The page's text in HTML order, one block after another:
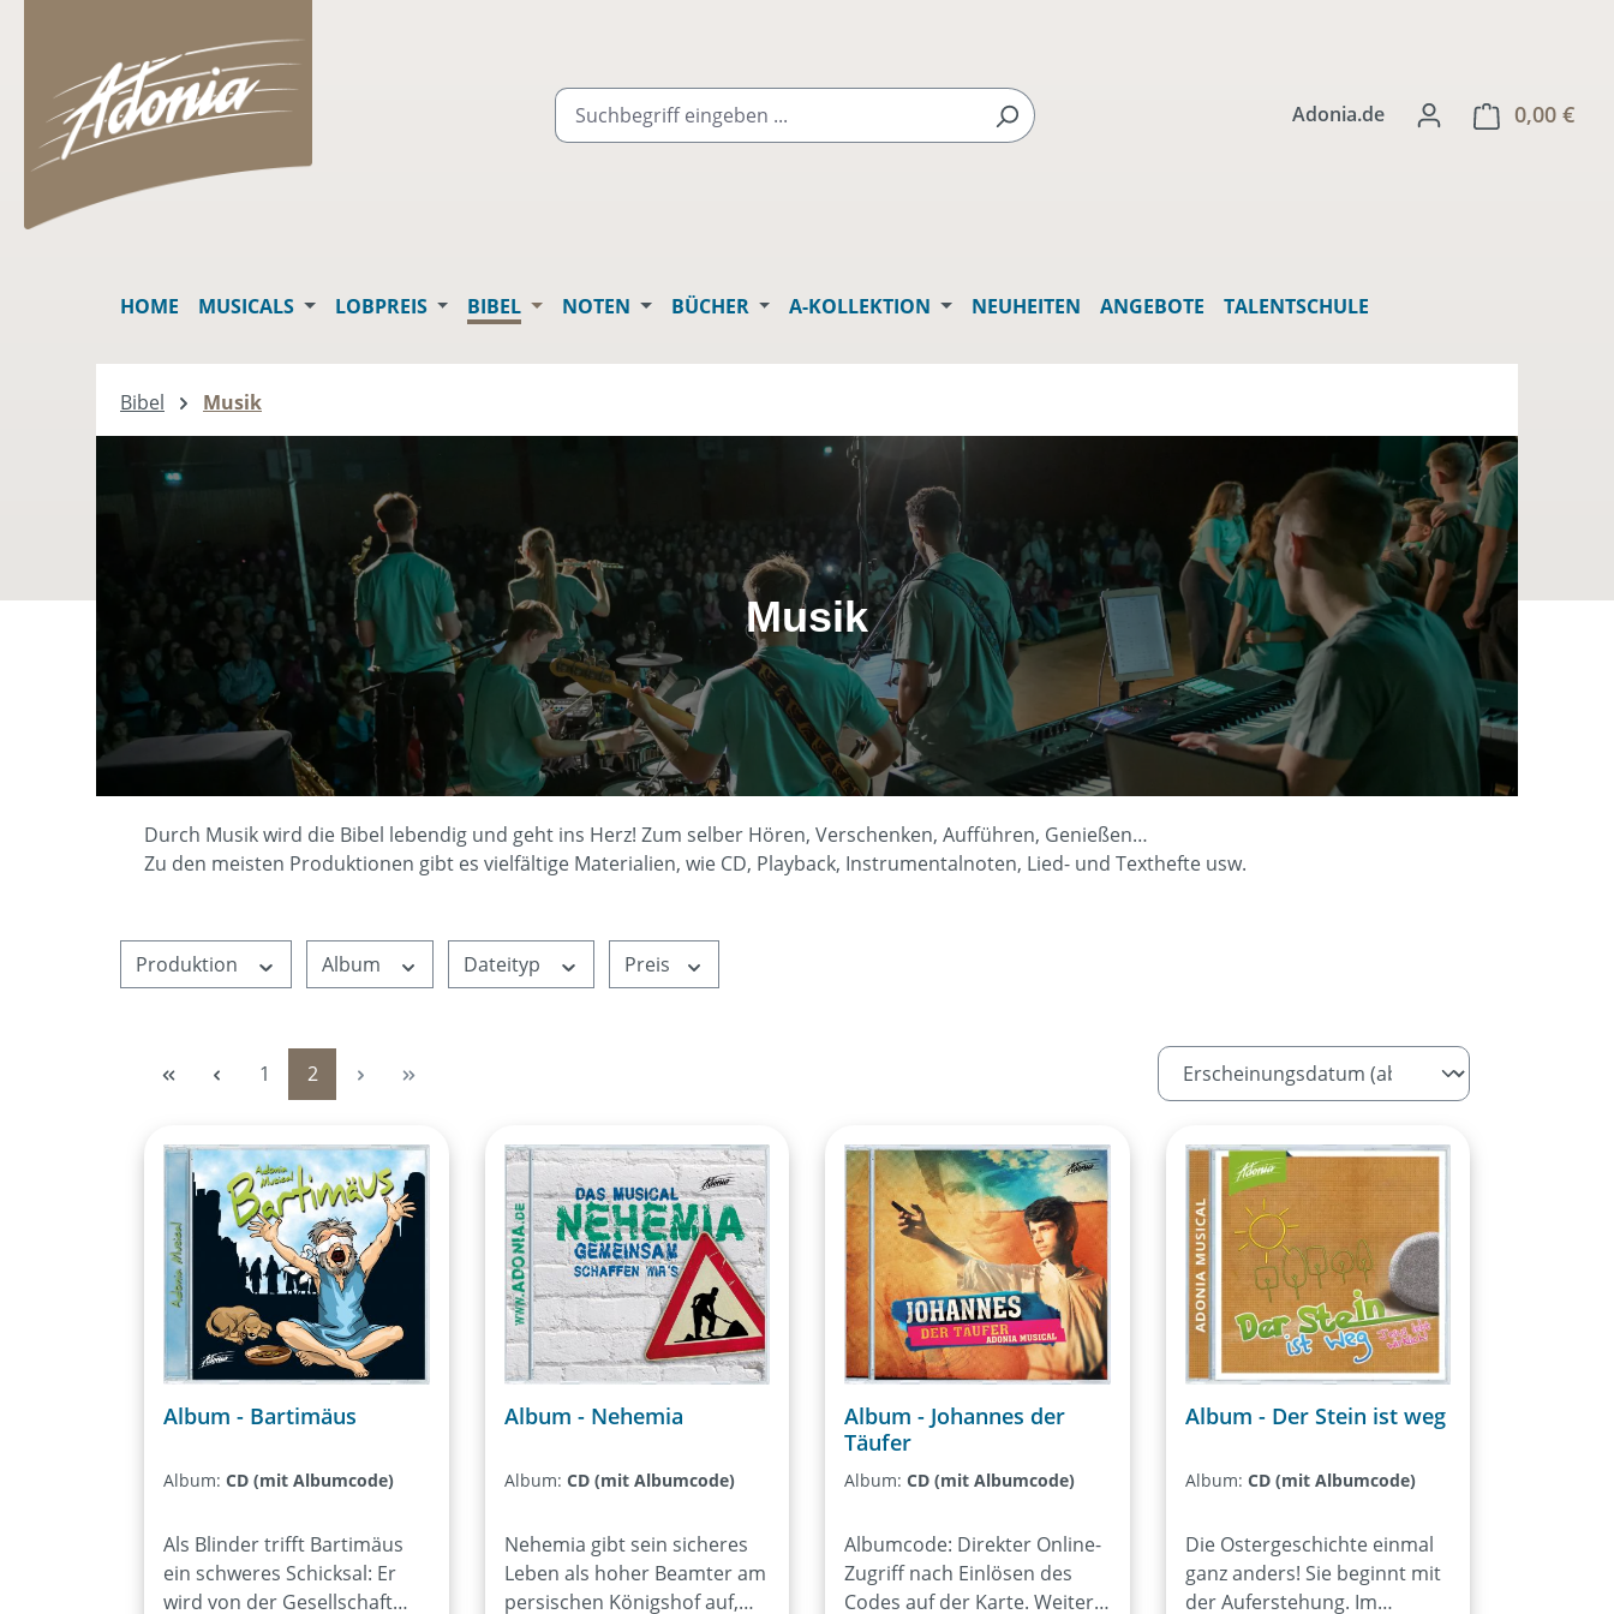
Adonia.de 0,00 €
HOME MUSICALS LOBPREIS BIBEL NOTEN BÜCHER A-KOLLEKTION NEUHEITEN ANGEBOTE TALENTSCHULE
Bibel
Musik
Musik
Durch Musik wird die Bibel lebendig und geht ins Herz! Zum selber Hören, Verschenken, Aufführen, Genießen…
Zu den meisten Produktionen gibt es vielfältige Materialien, wie CD, Playback, Instrumentalnoten, Lied- und Texthefte usw.
Produktion Album Dateityp Preis
Seite
1 Seite
2
Album - Bartimäus
Album: CD (mit Albumcode)
Als Blinder trifft Bartimäus
ein schweres Schicksal: Er
wird von der Gesellschaft
Album - Nehemia
Album: CD (mit Albumcode)
Nehemia gibt sein sicheres
Leben als hoher Beamter am
persischen Königshof auf,
Album - Johannes der
Täufer
Album: CD (mit Albumcode)
Albumcode: Direkter Online-
Zugriff nach Einlösen des
Codes auf der Karte. Weitere
Album - Der Stein ist weg
Album: CD (mit Albumcode)
Die Ostergeschichte einmal
ganz anders! Sie beginnt mit
der Auferstehung. Im